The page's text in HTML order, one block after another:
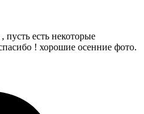
пусть есть некоторые
! хорошие осенние фото.